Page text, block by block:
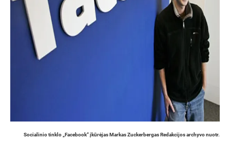
Socialinio tinklo „Facebook“ įkūrėjas Markas Zuckerbergas Redakcijos archyvo nuotr.